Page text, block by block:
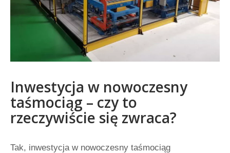
Inwestycja w nowoczesny
taśmociąg – czy to
rzeczywiście się zwraca?
Tak, inwestycja w nowoczesny taśmociąg